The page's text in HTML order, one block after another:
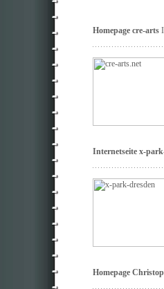
Homepage cre-arts
Internetseite x-
Homepage